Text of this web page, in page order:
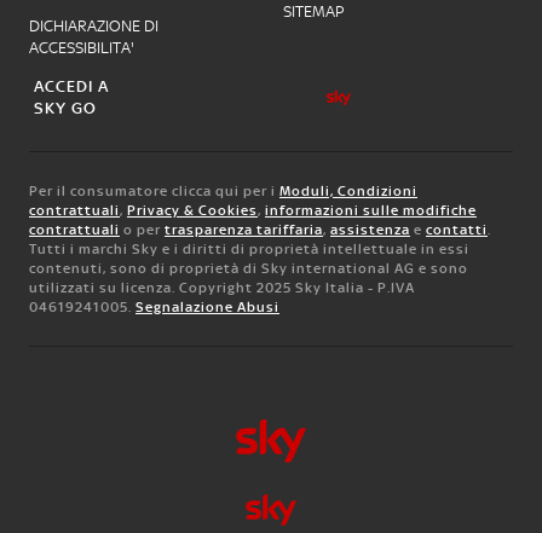
DICHIARAZIONE DI
ACCESSIBILITA'
SITEMAP
ACCEDI A
SKY GO
Per il consumatore clicca qui per i Moduli, Condizioni
contrattuali, Privacy & Cookies, informazioni sulle modifiche
contrattuali o per trasparenza tariffaria, assistenza e contatti.
Tutti i marchi Sky e i diritti di proprietà intellettuale in essi
contenuti, sono di proprietà di Sky international AG e sono
utilizzati su licenza. Copyright 2025 Sky Italia - P.IVA
04619241005. Segnalazione Abusi